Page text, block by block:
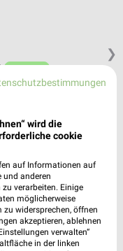
❯
Geöffnet
wird die
cookie
auf Informationen auf
und anderen
verarbeiten. Einige
möglicherweise
zu widersprechen, öffnen
akzeptieren, ablehnen
verwalten“
in der linken